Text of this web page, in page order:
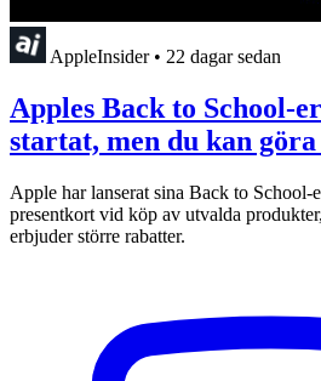
AppleInsider • 22 dagar sedan
Apples Back to School-
startat, men du kan
Apple har lanserat sina Back to School-
presentkort vid köp av utvalda
erbjuder större rabatter.